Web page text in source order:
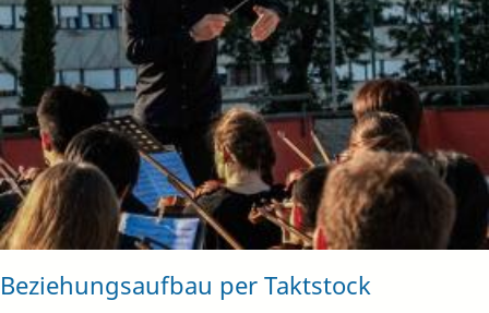
Beziehungsaufbau per Taktstock